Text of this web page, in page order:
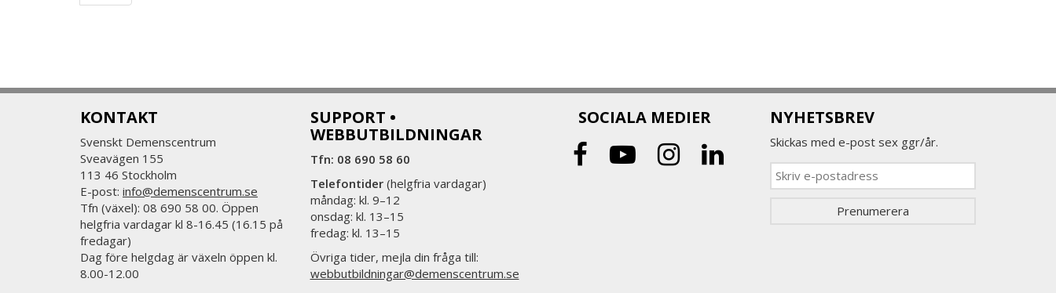
KONTAKT
Svenskt Demenscentrum
Sveavägen 155
113 46 Stockholm
E-post: info@demenscentrum.se
Tfn (växel): 08 690 58 00. Öppen
helgfria vardagar kl 8-16.45 (16.15 på
fredagar)
Dag före helgdag är växeln öppen kl.
8.00-12.00
SUPPORT •
WEBBUTBILDNINGAR
Tfn: 08 690 58 60
Telefontider(helgfria vardagar)
måndag: kl. 9–12
onsdag: kl. 13–15
fredag: kl. 13–15
Övriga tider, mejla din fråga till:
webbutbildningar@demenscentrum.se
SOCIALA MEDIER NYHETSBREV
Skickas med e-post sex ggr/år.